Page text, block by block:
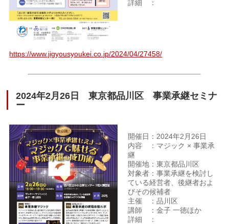
詳細 ：
https://www.jigyousyoukei.co.jp/2024/04/27458/
2024年2月26日 東京都品川区 事業承継セミナ
ー
開催日：2024年2月26日
内容 ：マジック × 事業承
継
開催地：東京都品川区
対象者：事業承継を検討し
ている経営者、後継者およ
びその候補者
主催 ：品川区
講師 ：金子 一徳ほか
詳細 ：